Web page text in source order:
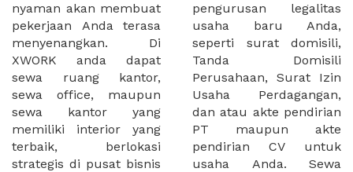
nyaman akan membuat
pekerjaan Anda terasa
menyenangkan. Di
XWORK anda dapat
sewa ruang kantor,
sewa office, maupun
sewa kantor yang
memiliki interior yang
terbaik, berlokasi
strategis di pusat bisnis
pengurusan legalitas
usaha baru Anda,
seperti surat domisili,
Tanda Domisili
Perusahaan, Surat Izin
Usaha Perdagangan,
dan atau akte pendirian
PT maupun akte
pendirian CV untuk
usaha Anda. Sewa